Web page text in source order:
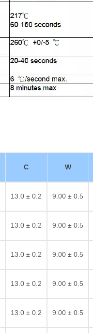
C W
13.0 ± 0.2 9.00 ± 0.5
13.0 ± 0.2 9.00 ± 0.5
13.0 ± 0.2 9.00 ± 0.5
13.0 ± 0.2 9.00 ± 0.5
13.0 ± 0.2 9.00 ± 0.5